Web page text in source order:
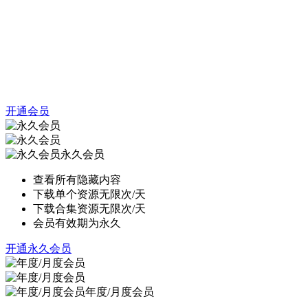
开通会员
永久会员
查看所有隐藏内容
下载单个资源无限次/天
下载合集资源无限次/天
会员有效期为永久
开通永久会员
年度/月度会员